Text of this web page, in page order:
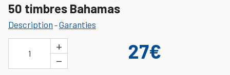
50 timbres Bahamas
Description -Garanties
1
+
−
27€